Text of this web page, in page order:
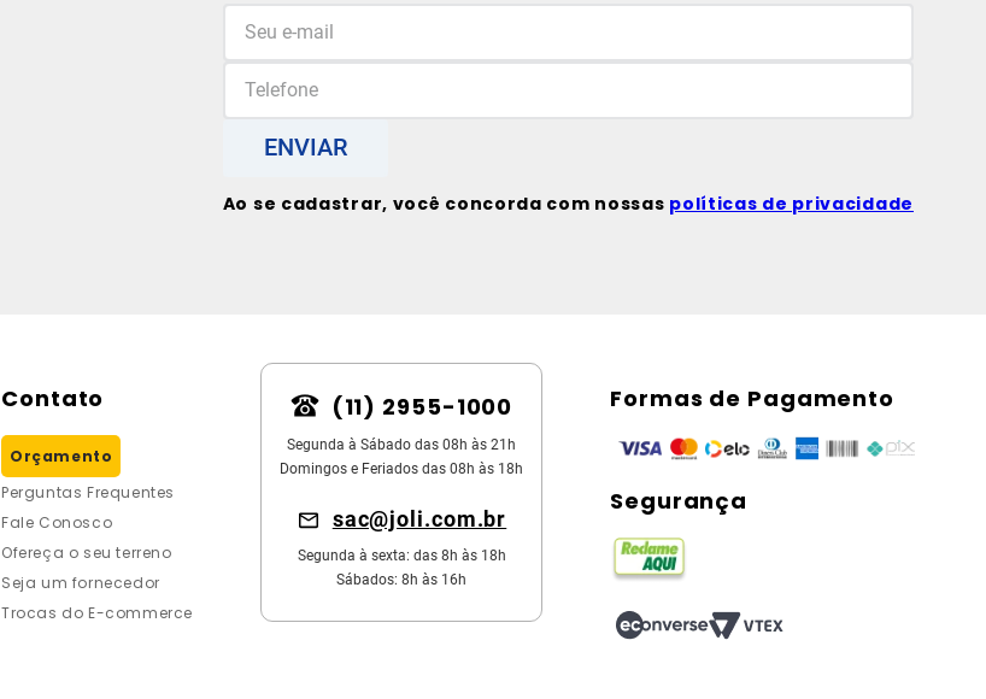
ENVIAR
Ao se cadastrar, você concorda com nossas políticas de privacidade
Contato
Orçamento
Perguntas Frequentes
Fale Conosco
Ofereça o seu terreno
Seja um fornecedor
Trocas do E-commerce
(11) 2955-1000
Segunda à Sábado das 08h às 21h
Domingos e Feriados das 08h às 18h
sac@joli.com.br
Segunda à sexta: das 8h às 18h
Sábados: 8h às 16h
Formas de Pagamento
Segurança